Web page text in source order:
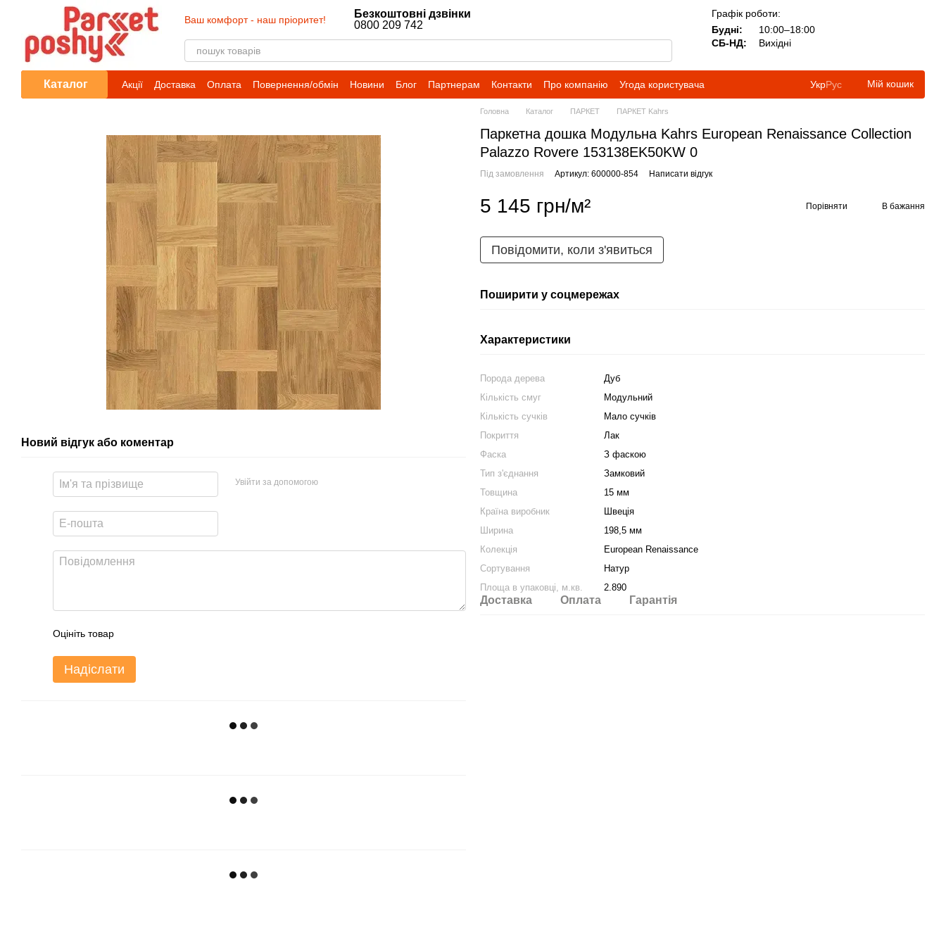
Перейти до основного контенту
Ваш комфорт - наш пріоритет!
Безкоштовні дзвінки
0800 209 742
Графік роботи:
Будні:
10:00–18:00
СБ-НД:
Вихідні
Каталог Акції Доставка Оплата Повернення/обмін Новини Блог Партнерам Контакти Про компанію Угода користувача УкрРус Мій кошик
Новий відгук або коментар
Увійти за допомогою
Оцініть товар
Надіслати
Головна Каталог ПАРКЕТ ПАРКЕТ Kahrs
Паркетна дошка Модульна Kahrs European Renaissance Collection
Palazzo Rovere 153138EK50KW 0
Під замовлення Артикул: 600000-854 Написати відгук
5 145 грн/м² Порівняти В бажання
Повідомити, коли з'явиться
Поширити у соцмережах
Характеристики
Порода дерева
Дуб
Кількість смуг
Модульний
Кількість сучків
Мало сучків
Покриття
Лак
Фаска
З фаскою
Тип з'єднання
Замковий
Товщина
15 мм
Країна виробник
Швеція
Ширина
198,5 мм
Колекція
European Renaissance
Сортування
Натур
Площа в упаковці, м.кв.
2.890
Доставка Оплата Гарантія